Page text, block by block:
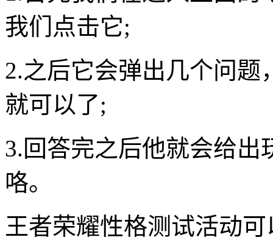
我们点击它;
2.之后它会弹出几个问
就可以了;
3.回答完之后他就会给出
咯。
王者荣耀性格测试活动